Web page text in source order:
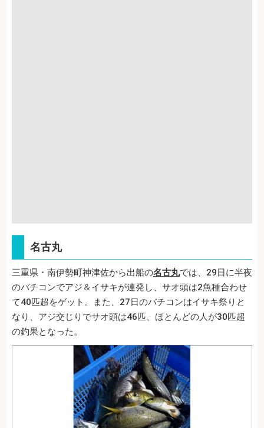
名古丸
三重県・南伊勢町神津佐から出船の名古丸では、29日に半夜
のバチコンでアジ＆イサキが連発し、サオ頭は2魚種合わせ
て40匹超をゲット。また、27日のバチコンはイサキ祭りと
なり、アジ交じりでサオ頭は46匹、ほとんどの人が30匹超
の釣果となった。